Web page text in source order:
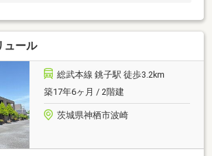
ュール
総武本線 銚子駅 徒歩3.2km
築17年6ヶ月 / 2階建
茨城県神栖市波崎